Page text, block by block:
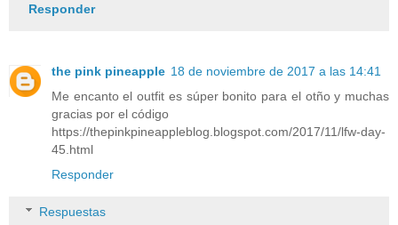
Responder
the pink pineapple 18 de noviembre de 2017 a las 14:41
Me encanto el outfit es súper bonito para el otño y muchas
gracias por el código
https://thepinkpineappleblog.blogspot.com/2017/11/lfw-day-
45.html
Responder
Respuestas